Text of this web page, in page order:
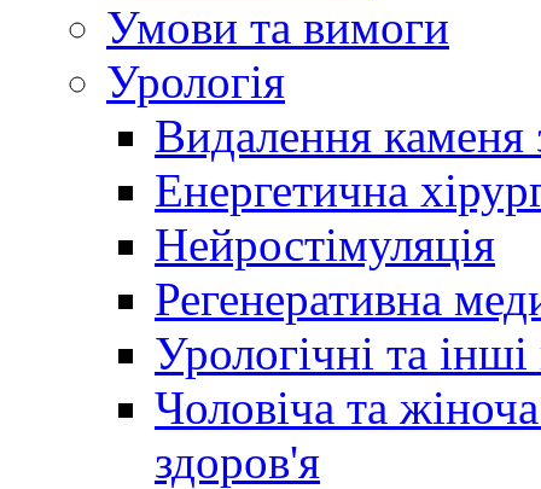
Умови та вимоги
Урологія
Видалення каменя
Енергетична
Нейростімуляція
Регенеративна
Урологічні та
Чоловіча та
здоров'я